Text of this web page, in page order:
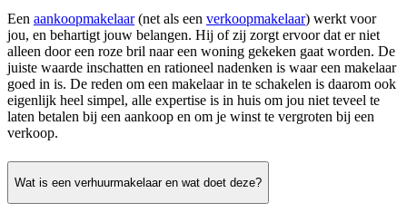
Een aankoopmakelaar(net als een verkoopmakelaar) werkt voor
jou, en behartigt jouw belangen. Hij of zij zorgt ervoor dat er niet
alleen door een roze bril naar een woning gekeken gaat worden. De
juiste waarde inschatten en rationeel nadenken is waar een makelaar
goed in is. De reden om een makelaar in te schakelen is daarom ook
eigenlijk heel simpel, alle expertise is in huis om jou niet teveel te
laten betalen bij een aankoop en om je winst te vergroten bij een
verkoop.
Wat is een verhuurmakelaar en wat doet deze?